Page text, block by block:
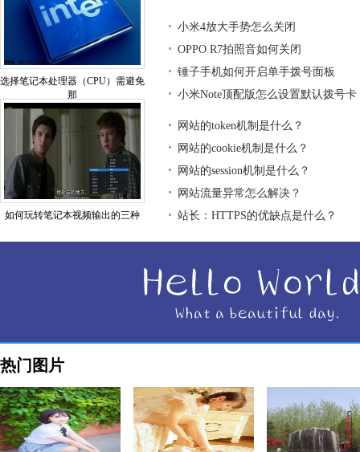
选择笔记本处理器（CPU）需避免
那
如何玩转笔记本视频输出的三种
小米4放大手势怎么关闭
OPPO R7拍照音如何关闭
锤子手机如何开启单手拨号面板
小米Note顶配版怎么设置默认拨号卡
网站的token机制是什么？
网站的cookie机制是什么？
网站的session机制是什么？
网站流量异常怎么解决？
站长：HTTPS的优缺点是什么？
热门图片